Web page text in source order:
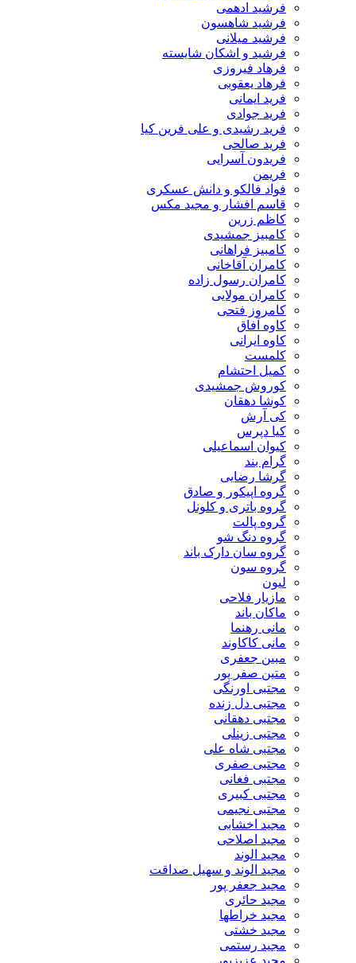
فرشید ادهمی
فرشید شاهسون
فرشید میلانی
فرشید و اشکان شایسته
فرهاد فیروزی
فرهاد یعقوبی
فرید ایمانی
فرید جوادی
فرید رشیدی و علی فرین کیا
فرید صالحی
فریدون آسرایی
فواد فالکو و دانش عسکری
قاسم افشار و مجید مکس
کاظم زرین
کامبیز جمشیدی
کامبیز فراهانی
کامران آقاخانی
کامران رسول زاده
کامران مولایی
کامروز فتحی
کاوه آفاق
کاوه ایرانی
کلمست
کمیل احتشام
کوروش جمشیدی
کوشا دهقان
کی آرش
کیا دپرس
کیوان اسماعیلی
گرام بند
گرشا رضایی
گروه اپیکور و صادق
گروه باتری و کلونل
گروه پالت
گروه دنگ شو
گروه سان دارک باند
گروه سون
مازیار فلاحی
ماکان باند
مانی رهنما
مانی کاکاوند
مبین جعفری
متین صفر پور
مجتبی اورنگی
مجتبی دل زنده
مجتبی دهقانی
مجتبی زینلی
مجتبی شاه علی
مجتبی صفری
مجتبی فغانی
مجتبی کبیری
مجتبی نجیمی
مجید اخشابی
مجید اصلاحی
مجید الوند‎
مجید الوند و سهیل صداقت
مجید جعفر پور
مجید حائری
مجید خراطها
مجید خشتی
مجید رستمی